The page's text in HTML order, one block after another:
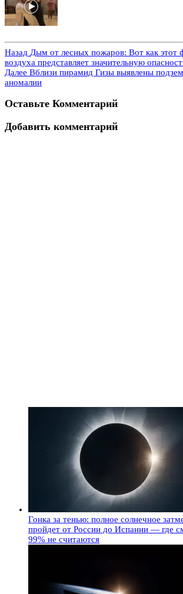
Назад Дым от лесных пожаров: Вот как этот
воздуха представляет значительную
Далее Вблизи пирамид Гизы выявлены
аномалии
Оставьте Комментарий
Добавить комментарий
Гонка за тенью: полное солнечное
пройдет от России до Испании — где
99% не считаются